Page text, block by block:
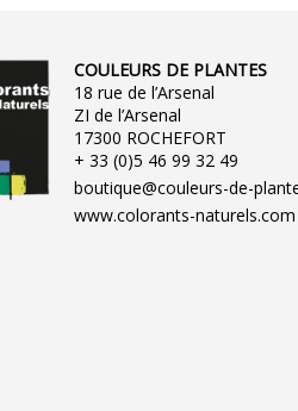
COULEURS DE PLANTES
18 rue de l’Arsenal
ZI de l’Arsenal
17300 ROCHEFORT
+ 33 (0)5 46 99 32 49
boutique@couleurs-de-
www.colorants-naturels.com